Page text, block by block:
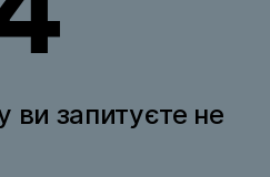
ви запитуєте не